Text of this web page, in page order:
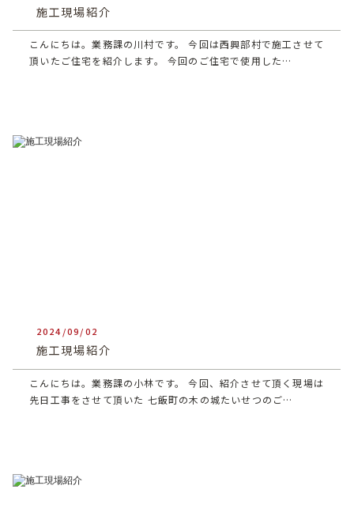
施工現場紹介
こんにちは。業務課の川村です。 今回は西興部村で施工させて
頂いたご住宅を紹介します。 今回のご住宅で使用した…
2024/09/02
施工現場紹介
こんにちは。業務課の小林です。 今回、紹介させて頂く現場は
先日工事をさせて頂いた 七飯町の木の城たいせつのご…